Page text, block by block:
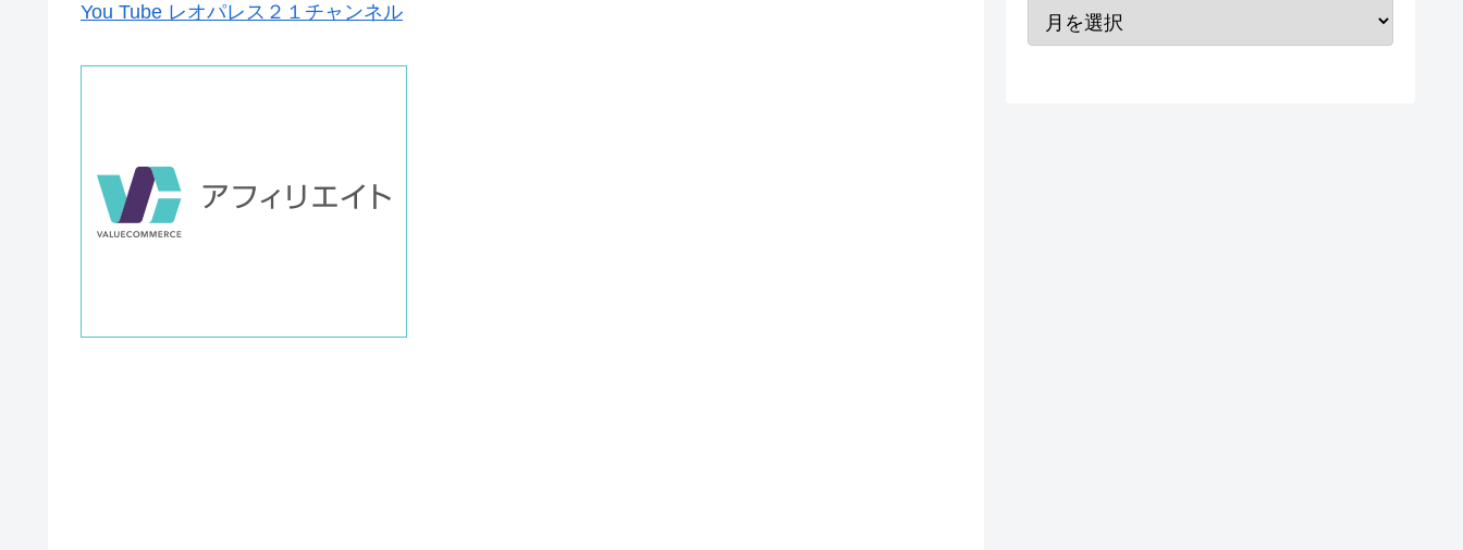
You Tube レオパレス２１チャンネル